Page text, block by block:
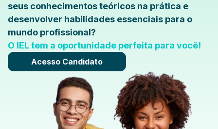
seus conhecimentos teóricos na prática e
desenvolver habilidades essenciais para o
mundo profissional?
O IEL tem a oportunidade perfeita para você!
Acesso Candidato